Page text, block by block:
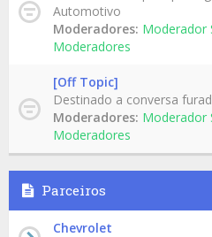
Automotivo
Moderadores: Moderador
Moderadores
[Off Topic]
Destinado a conversa
Moderadores: Moderador
Moderadores
Parceiros
Chevrolet